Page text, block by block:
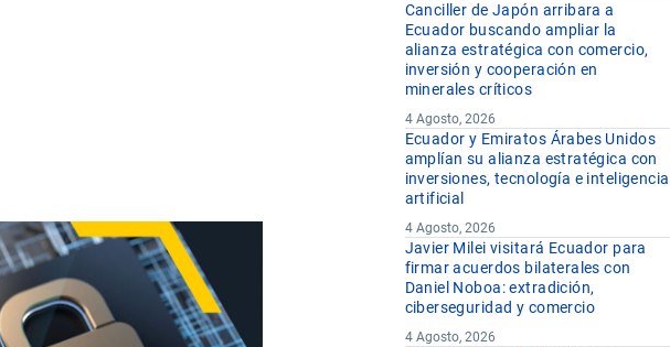
Canciller de Japón arribara a
Ecuador buscando ampliar la
alianza estratégica con comercio,
inversión y cooperación en
minerales críticos
4 Agosto, 2026
Ecuador y Emiratos Árabes Unidos
amplían su alianza estratégica con
inversiones, tecnología e inteligencia
artificial
4 Agosto, 2026
Javier Milei visitará Ecuador para
firmar acuerdos bilaterales con
Daniel Noboa: extradición,
ciberseguridad y comercio
4 Agosto, 2026